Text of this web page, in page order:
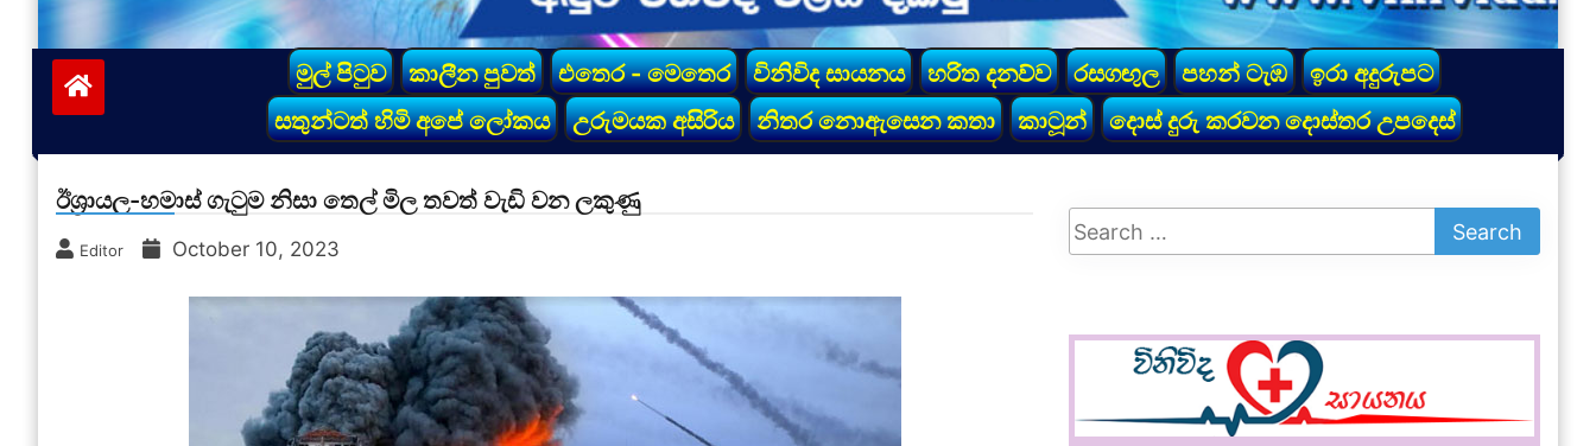
මුල් පිටුව කාලීන පුවත් එතෙර - මෙතෙර විනිවිද සායනය හරිත දනව්ව රසගඟුල පහන් ටැඹ
ඉරා අදුරුපට
සතුන්ටත් හිමි අපේ ලෝකය
උරුමයක අසිරිය නිතර නොඇසෙන කතා කාටූන් දොස් දුරු කරවන දොස්තර උපදෙස්
ඊශ්‍රායල-හමාස් ගැටුම නිසා තෙල් මිල තවත් වැඩි වන ලකුණු
Editor October 10, 2023